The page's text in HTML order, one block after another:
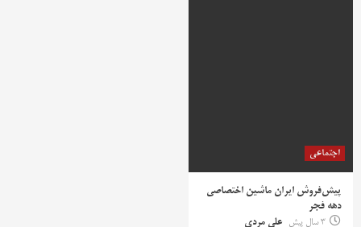
اجتماعی
پیش‌فروش ایران ماشین اختصاصی
دهه فجر
3 سال پیش
علی مردی